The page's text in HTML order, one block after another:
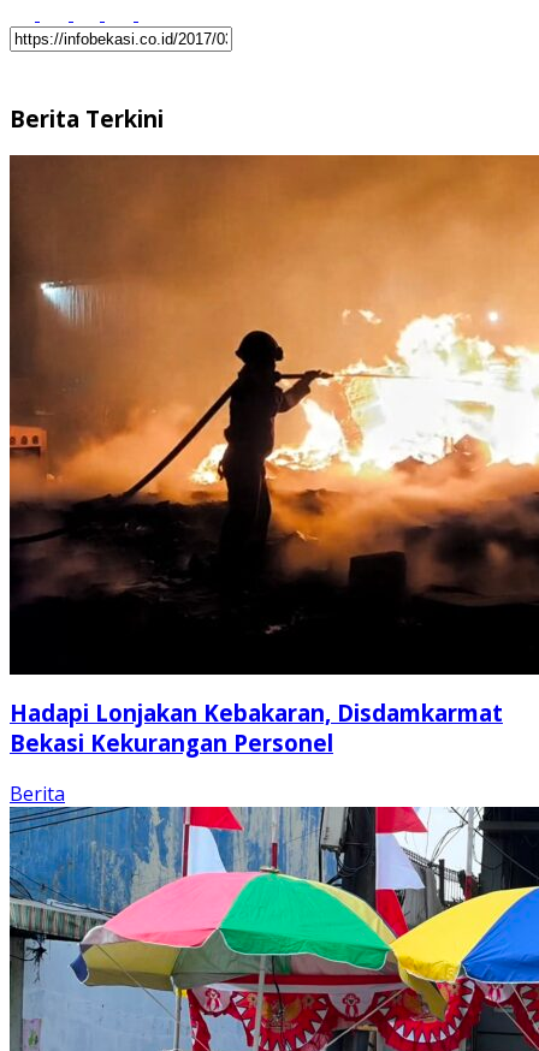
Berita Terkini
Hadapi Lonjakan Kebakaran, Disdamkarmat
Bekasi Kekurangan Personel
Berita